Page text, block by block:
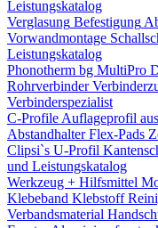
Leistungskatalog
Verglasung Befestigung
Vorwandmontage
Leistungskatalog
Phonotherm bg MultiPro
Rohrverbinder
Verbinderspezialist
C-Profile Auflageprofil
Abstandhalter Flex-Pads
Clipsi`s U-Profil
und Leistungskatalog
Werkzeug + Hilfsmittel
Klebeband Klebstoff
Verbandsmaterial